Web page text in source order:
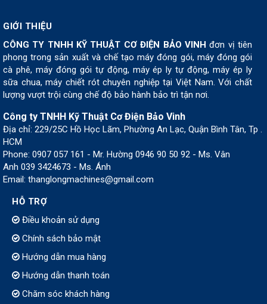
GIỚI THIỆU
CÔNG TY TNHH KỸ THUẬT CƠ ĐIỆN BẢO VINH đơn vị tiên
phong trong sản xuất và chế tạo máy đóng gói, máy đóng gói
cà phê, máy đóng gói tự động, máy ép ly tự động, máy ép ly
sữa chua, máy chiết rót chuyên nghiệp tại Việt Nam. Với chất
lượng vượt trội cùng chế độ bảo hành bảo trì tận nơi.
Công ty TNHH Kỹ Thuật Cơ Điện Bảo Vinh
Địa chỉ: 229/25C Hồ Học Lãm, Phường An Lạc, Quận Bình Tân, Tp .
HCM
Phone: 0907 057 161 - Mr. Hường 0946 90 50 92 - Ms. Vân
Anh 039 3424673 - Ms. Ánh
Email: thanglongmachines@gmail.com
HỖ TRỢ
Điều khoản sử dụng
Chính sách bảo mật
Hướng dẫn mua hàng
Hướng dẫn thanh toán
Chăm sóc khách hàng